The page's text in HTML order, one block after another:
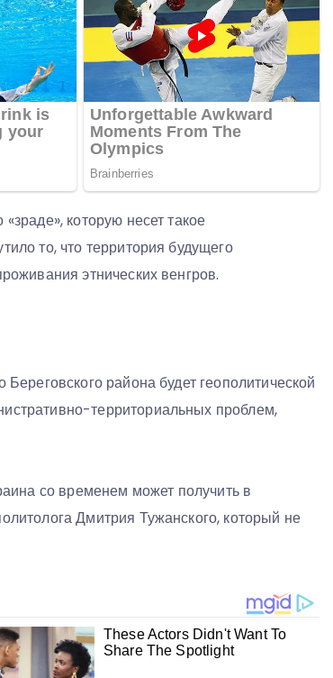
которую несет такое
то, что территория будущего
этнических венгров.
района будет геополитической
территориальных проблем,
со временем может получить в
Дмитрия Тужанского, который не